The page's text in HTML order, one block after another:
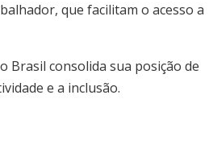
que facilitam o acesso a
Brasil consolida sua posição de
e a inclusão.